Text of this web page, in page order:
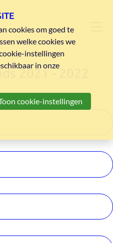
2021 - 2022
cookies om goed te
welke cookies we
instellingen
in onze
cookie-instellingen